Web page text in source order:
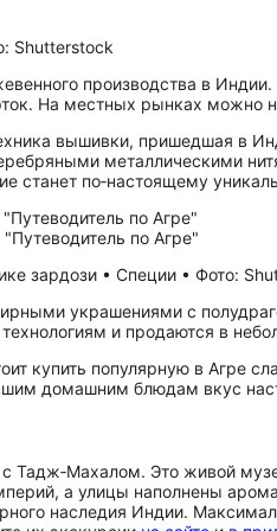
Shutterstock
производства в
На местных рынках можно
вышивки, пришедшая в
металлическими
станет по‑настоящему
зардози • Специи • Фото:
украшениями с
и продаются в
купить популярную в Агре
домашним блюдам вкус
Тадж‑Махалом. Это живой
а улицы наполнены
наследия Индии.